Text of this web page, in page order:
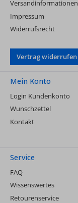
Versandinformationen
Impressum
Widerrufsrecht
Vertrag widerrufen
Mein Konto
Login Kundenkonto
Wunschzettel
Kontakt
Service
FAQ
Wissenswertes
Retourenservice